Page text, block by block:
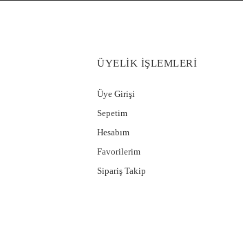
ÜYELİK İŞLEMLERİ
Üye Girişi
Sepetim
Hesabım
Favorilerim
Sipariş Takip